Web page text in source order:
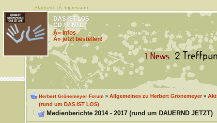
Startseite |Â Impressum
DAS IST LOS
CD / VINYL
Â» Infos
Â» jetzt bestellen!
Herbert Grönemeyer Forum» Allgemeines zu Herbert Grönemeyer»
(rund um DAS IST LOS)
Medienberichte 2014 - 2017 (rund um DAUERND JETZT)